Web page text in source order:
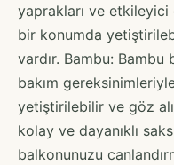
yaprakları ve etkileyici
bir konumda
vardır. Bambu: Bambu
bakım
yetiştirilebilir ve göz
kolay ve dayanıklı
balkonunuzu